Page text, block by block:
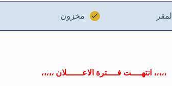
المقر مخزون
،،،،، انتهــــت فــــترة الاعــــــلان ،،،،،